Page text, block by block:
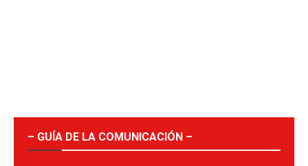
– GUÍA DE LA COMUNICACIÓN –